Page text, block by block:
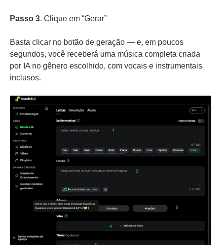
Passo 3. Clique em “Gerar”
Basta clicar no botão de geração — e, em poucos
segundos, você receberá uma música completa criada
por IA no gênero escolhido, com vocais e instrumentais
inclusos.